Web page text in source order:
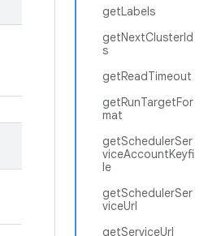
getLabels
getNextClusterId
s
getReadTimeout
getRunTargetFor
mat
getSchedulerSer
viceAccountKeyfi
le
getSchedulerSer
viceUrl
getServiceUrl